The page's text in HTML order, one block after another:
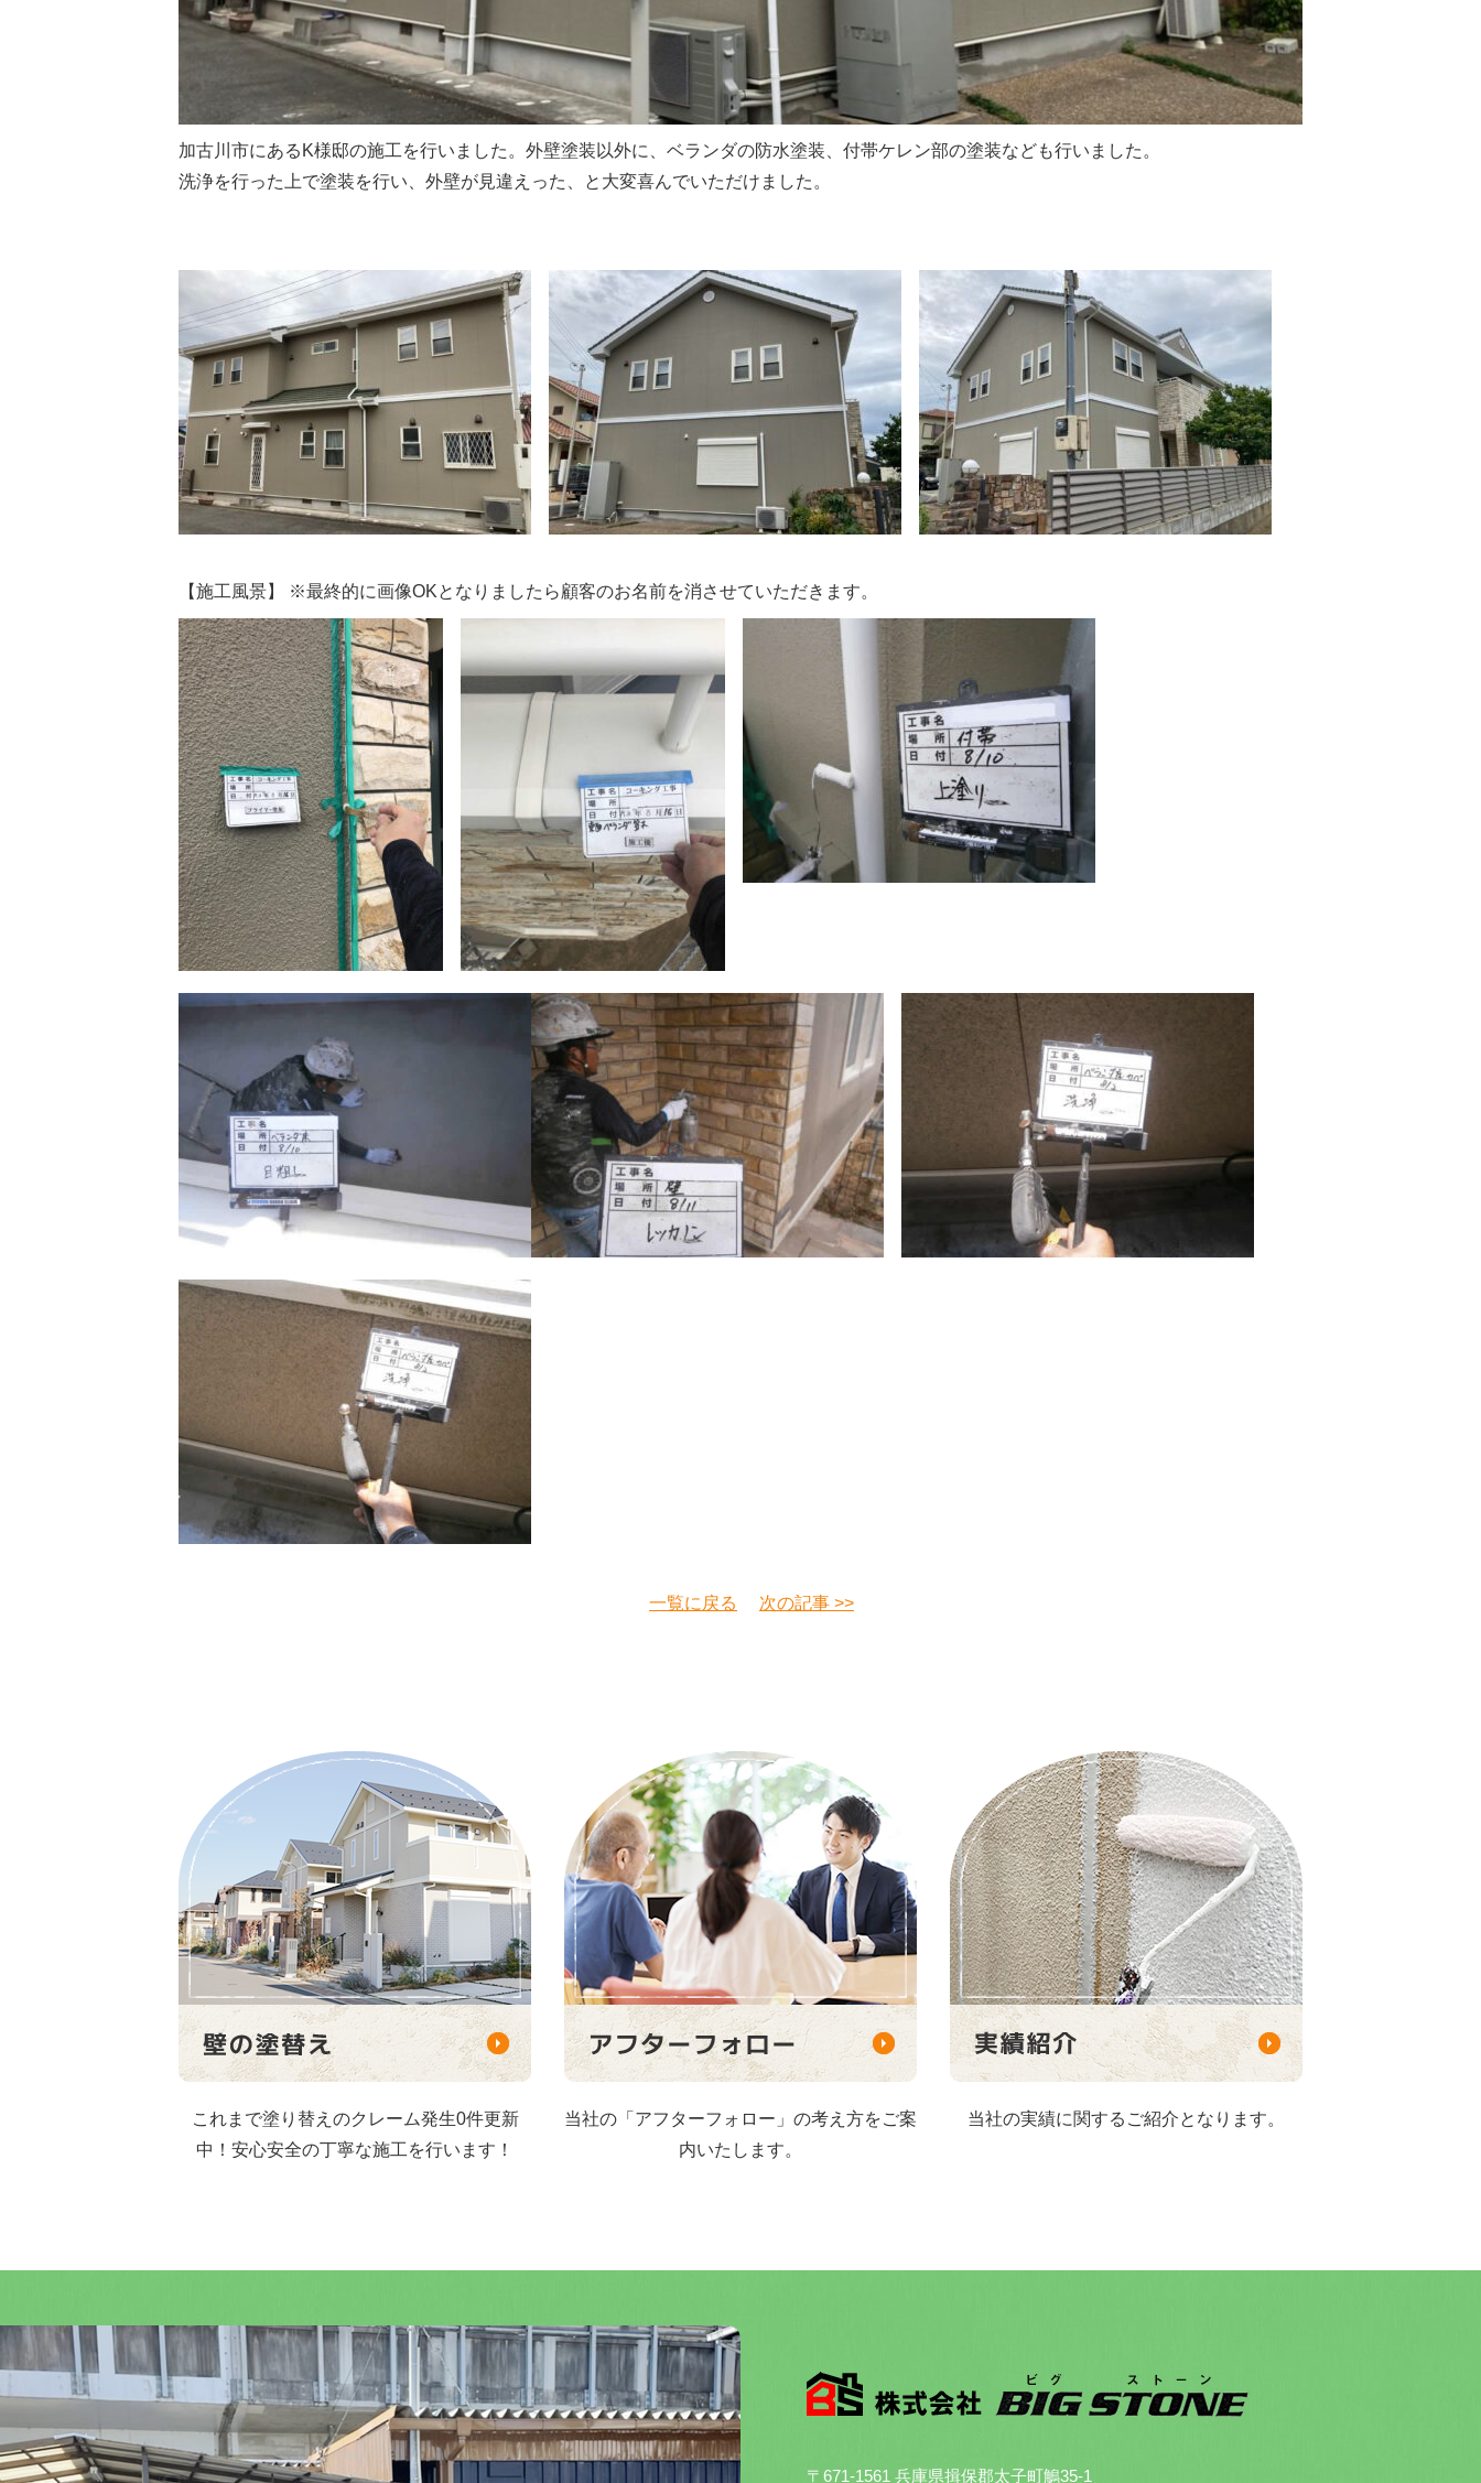
加古川市にあるK様邸の施工を行いました。外壁塗装以外に、ベランダの防水塗装、付帯ケレン部の塗装なども行いました。
洗浄を行った上で塗装を行い、外壁が見違えった、と大変喜んでいただけました。
【施工風景】 ※最終的に画像OKとなりましたら顧客のお名前を消させていただきます。
一覧に戻る 次の記事 >>
これまで塗り替えのクレーム発生0件更新
中！安心安全の丁寧な施工を行います！
当社の「アフターフォロー」の考え方をご案
内いたします。
当社の実績に関するご紹介となります。
〒671-1561 兵庫県揖保郡太子町鵤35-1